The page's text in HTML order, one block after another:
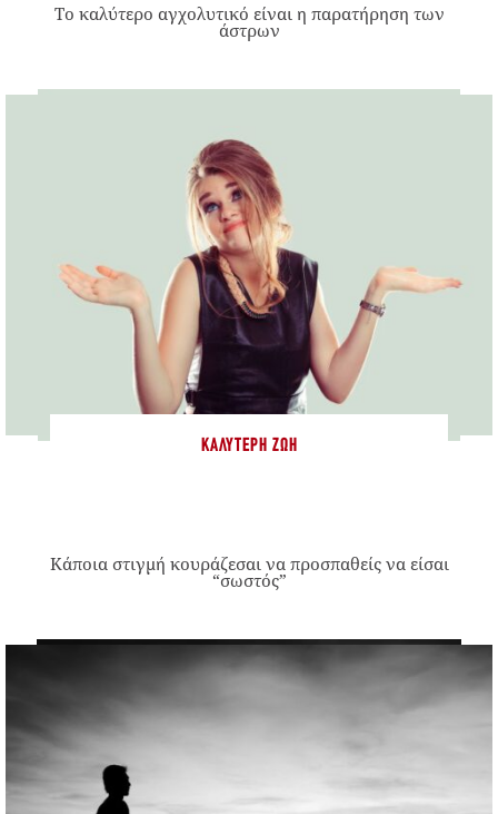
Το καλύτερο αγχολυτικό είναι η παρατήρηση των
άστρων
ΚΑΛΎΤΕΡΗ ΖΩΉ
Κάποια στιγμή κουράζεσαι να προσπαθείς να είσαι
“σωστός”